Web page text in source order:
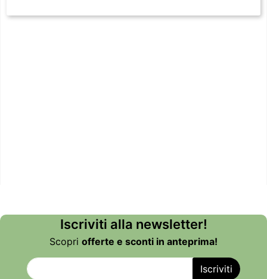
Iscriviti alla newsletter!
Scopri offerte e sconti in anteprima!